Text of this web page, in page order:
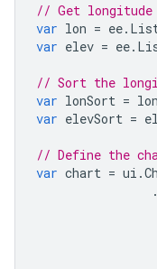
// Get
var lon = ee.
var elev = ee.
// Sort the
var lonSort = lon
var elevSort =
// Define the
var chart = ui .
.